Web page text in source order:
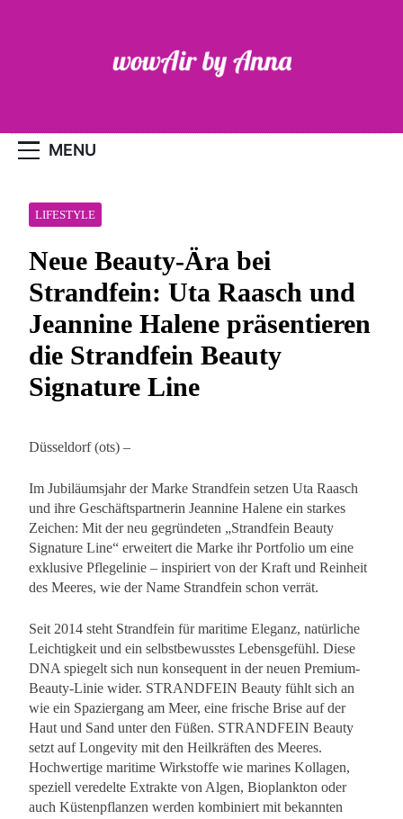
MENU
LIFESTYLE
Neue Beauty-Ära bei
Strandfein: Uta Raasch und
Jeannine Halene präsentieren
die Strandfein Beauty
Signature Line
Düsseldorf (ots) –
Im Jubiläumsjahr der Marke Strandfein setzen Uta Raasch
und ihre Geschäftspartnerin Jeannine Halene ein starkes
Zeichen: Mit der neu gegründeten „Strandfein Beauty
Signature Line“ erweitert die Marke ihr Portfolio um eine
exklusive Pflegelinie – inspiriert von der Kraft und Reinheit
des Meeres, wie der Name Strandfein schon verrät.
Seit 2014 steht Strandfein für maritime Eleganz, natürliche
Leichtigkeit und ein selbstbewusstes Lebensgefühl. Diese
DNA spiegelt sich nun konsequent in der neuen Premium-
Beauty-Linie wider. STRANDFEIN Beauty fühlt sich an
wie ein Spaziergang am Meer, eine frische Brise auf der
Haut und Sand unter den Füßen. STRANDFEIN Beauty
setzt auf Longevity mit den Heilkräften des Meeres.
Hochwertige maritime Wirkstoffe wie marines Kollagen,
speziell veredelte Extrakte von Algen, Bioplankton oder
auch Küstenpflanzen werden kombiniert mit bekannten